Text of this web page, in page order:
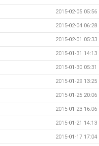
2015-02-05 05:56
2015-02-04 06:28
2015-02-01 05:33
2015-01-31 14:13
2015-01-30 05:31
2015-01-29 13:25
2015-01-25 20:06
2015-01-23 16:06
2015-01-21 14:13
2015-01-17 17:04